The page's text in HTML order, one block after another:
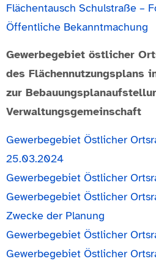
Flächentausch Schulstraße –
Öffentliche Bekanntmachung
Gewerbegebiet östlicher
des Flächennutzungsplans
zur
Verwaltungsgemeinschaft
Gewerbegebiet Östlicher
25.03.2024
Gewerbegebiet Östlicher
Gewerbegebiet Östlicher
Zwecke der Planung
Gewerbegebiet Östlicher
Gewerbegebiet Östlicher